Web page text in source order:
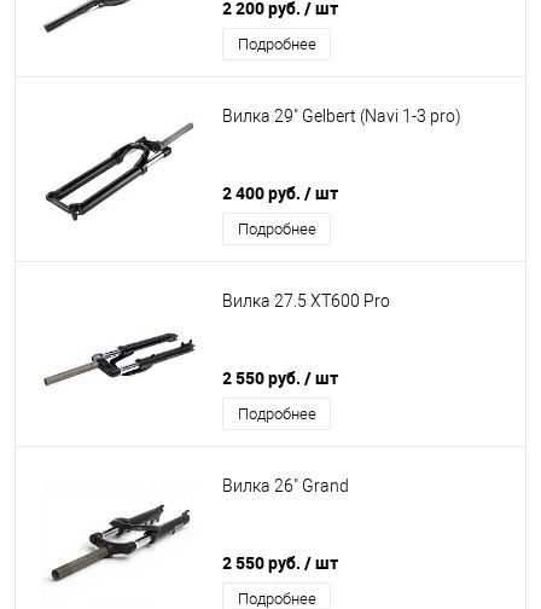
2 200 руб. / шт
Подробнее
Вилка 29" Gelbert (Navi 1-3 pro)
2 400 руб. / шт
Подробнее
Вилка 27.5 XT600 Pro
2 550 руб. / шт
Подробнее
Вилка 26" Grand
2 550 руб. / шт
Подробнее